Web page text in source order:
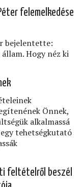
felemelkedése
bejelentette:
Hogy néz ki
Önnek,
alkalmassá
tehetségkutató
feltételről beszél